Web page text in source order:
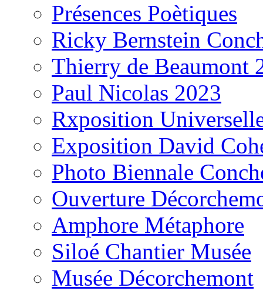
Présences Poètiques
Ricky Bernstein
Thierry de Beaumont
Paul Nicolas 2023
Rxposition
Exposition David
Photo Biennale
Ouverture
Amphore Métaphore
Siloé Chantier Musée
Musée Décorchemont